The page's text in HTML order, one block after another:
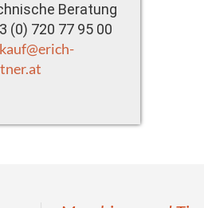
Beratung
(0) 720 77 95 00